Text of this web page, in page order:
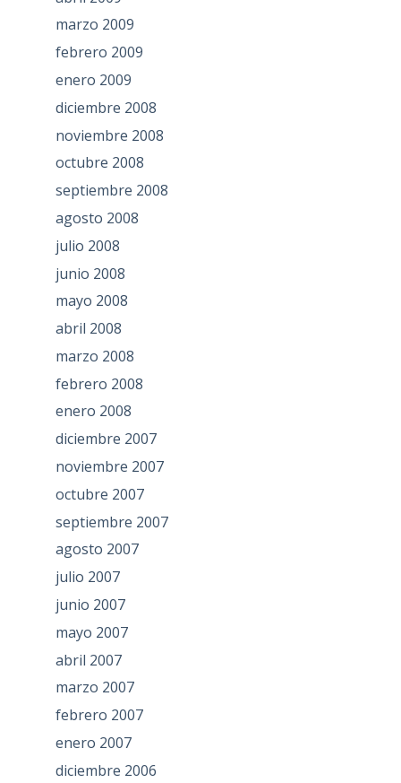
marzo 2009
febrero 2009
enero 2009
diciembre 2008
noviembre 2008
octubre 2008
septiembre 2008
agosto 2008
julio 2008
junio 2008
mayo 2008
abril 2008
marzo 2008
febrero 2008
enero 2008
diciembre 2007
noviembre 2007
octubre 2007
septiembre 2007
agosto 2007
julio 2007
junio 2007
mayo 2007
abril 2007
marzo 2007
febrero 2007
enero 2007
diciembre 2006